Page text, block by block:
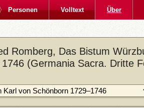
Personen Volltext Über
Romberg, Das Bistum
(Germania Sacra. Dritte